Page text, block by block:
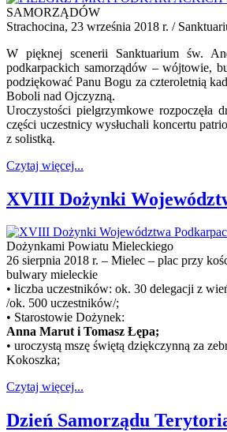
SAMORZĄDÓW
Strachocina, 23 września 2018 r. /
W pięknej scenerii Sanktuarium św.
podkarpackich samorządów – wójtowie,
podziękować Panu Bogu za czteroletnią
Boboli nad Ojczyzną.
Uroczystości pielgrzymkowe rozpoczęła
części uczestnicy wysłuchali koncertu
z solistką.
Czytaj więcej...
XVIII Dożynki
Dożynkami Powiatu Mieleckiego
26 sierpnia 2018 r. – Mielec – plac przy
bulwary mieleckie
• liczba uczestników: ok. 30 delegacji z
/ok. 500 uczestników/;
• Starostowie Dożynek:
Anna Marut i Tomasz Łępa;
• uroczystą mszę świętą dziękczynną za
Kokoszka;
Czytaj więcej...
Dzień Samorządu